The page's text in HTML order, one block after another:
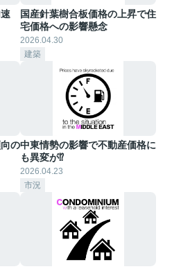
国産針葉樹合板価格の上昇で住
宅価格への影響懸念
2026.04.30
建築
の中東情勢の影響で不動産価格に
も異変が⁉︎
2026.04.23
市況